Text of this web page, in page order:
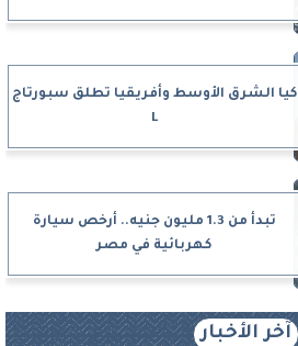
كيا الشرق الأوسط وأفريقيا تطلق سبورتاج
L
تبدأ من 1.3 مليون جنيه.. أرخص سيارة
كهربائية في مصر
آخر الأخبار